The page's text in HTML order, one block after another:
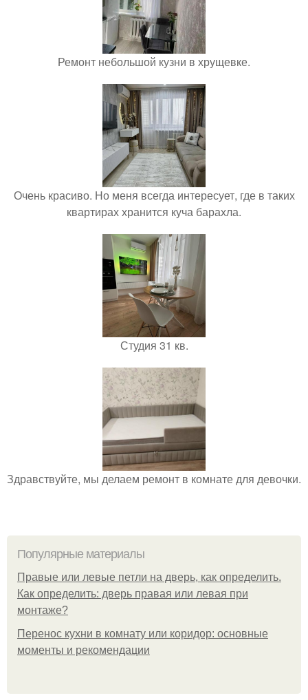
Ремонт небольшой кузни в хрущевке.
Очень красиво. Но меня всегда интересует, где в таких
квартирах хранится куча барахла.
Студия 31 кв.
Здравствуйте, мы делаем ремонт в комнате для девочки.
Популярные материалы
Правые или левые петли на дверь, как определить.
Как определить: дверь правая или левая при
монтаже?
Перенос кухни в комнату или коридор: основные
моменты и рекомендации